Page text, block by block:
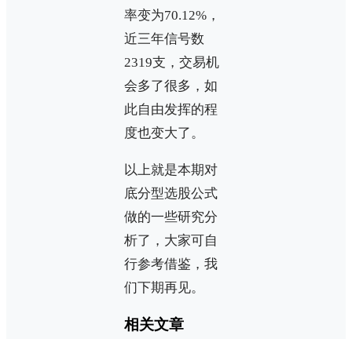
率变为70.12%，
近三年信号数
2319支，交易机
会多了很多，如
此自由发挥的程
度也变大了。
以上就是本期对
底分型选股公式
做的一些研究分
析了，大家可自
行参考借鉴，我
们下期再见。
相关文章